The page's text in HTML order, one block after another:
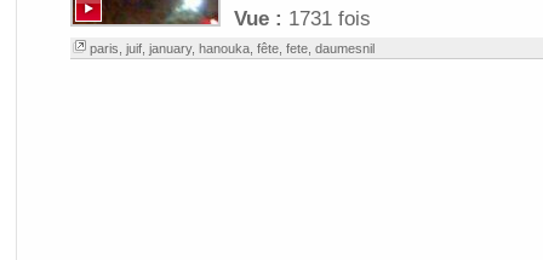
Vue : 1731 fois
paris juif, january, hanouka, fête, fete, daumesnil